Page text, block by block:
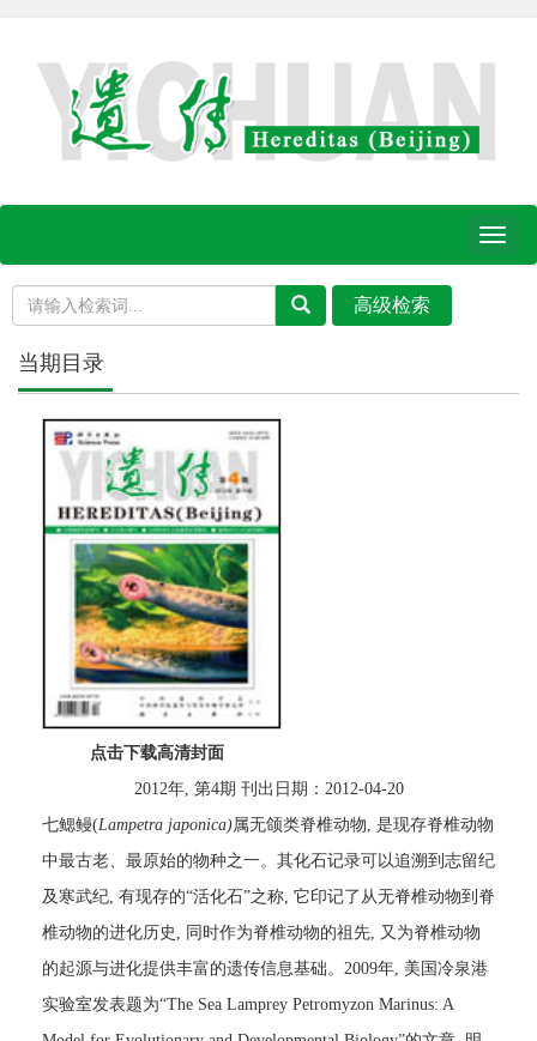
Toggle
当期目录
点击下载高清封面
2012年, 第4期 刊出日期：2012-04-20
七鳃鳗(Lampetra japonica)属无颌类脊椎动物, 是现存脊椎动物
中最古老、最原始的物种之一。其化石记录可以追溯到志留纪
及寒武纪, 有现存的“活化石”之称, 它印记了从无脊椎动物到脊
椎动物的进化历史, 同时作为脊椎动物的祖先, 又为脊椎动物
的起源与进化提供丰富的遗传信息基础。2009年, 美国冷泉港
实验室发表题为“The Sea Lamprey Petromyzon Marinus: A